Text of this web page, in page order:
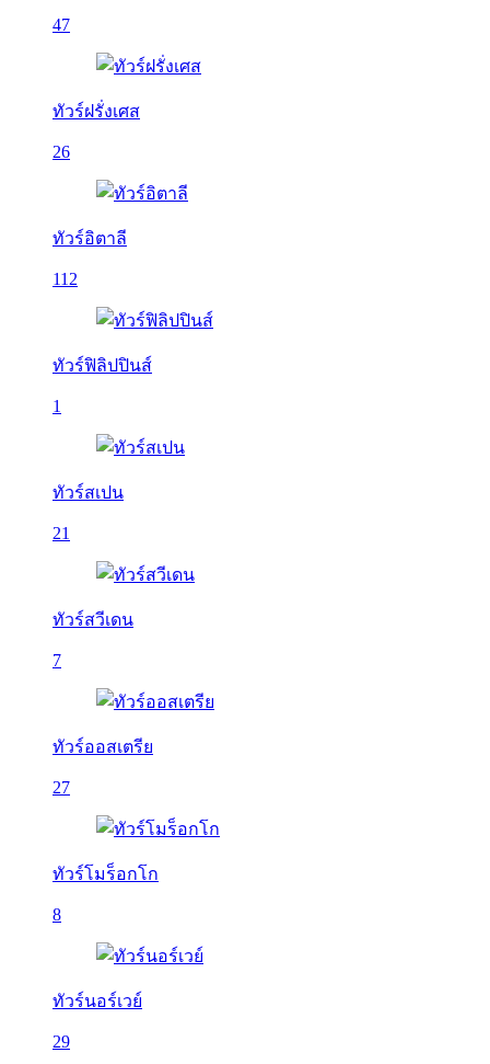
47
ทัวร์ฝรั่งเศส
26
ทัวร์อิตาลี
112
ทัวร์ฟิลิปปินส์
1
ทัวร์สเปน
21
ทัวร์สวีเดน
7
ทัวร์ออสเตรีย
27
ทัวร์โมร็อกโก
8
ทัวร์นอร์เวย์
29